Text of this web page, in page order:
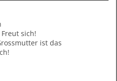
sich!
ist das